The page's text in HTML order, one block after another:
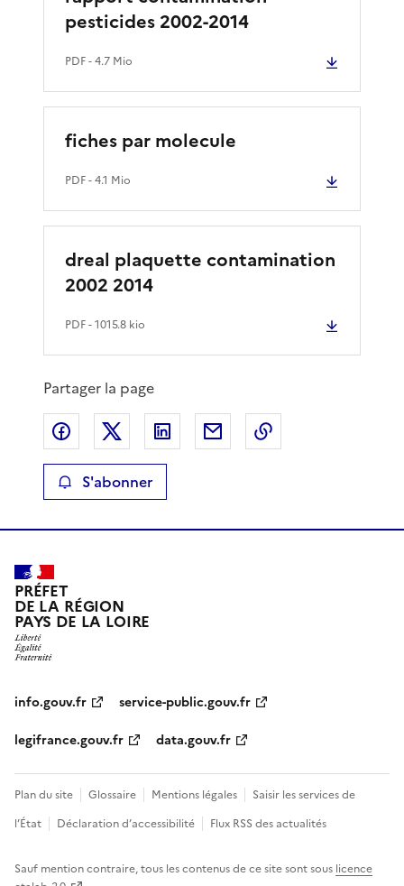
pesticides 2002-2014
PDF- 4.7 Mio
fiches par molecule
PDF- 4.1 Mio
dreal plaquette contamination
2002 2014
PDF- 1015.8 kio
Partager la page
Partager sur Facebook
Partager sur XPartager sur LinkedIn
Partager par email
S'abonner
PRÉFET
DE LA RÉGION
PAYS DE LA LOIRE
info.gouv.fr
service-public.gouv.fr
legifrance.gouv.fr
data.gouv.fr
Plan du site Glossaire Mentions légales
Saisir les services de
l’État
Déclaration d’accessibilité Flux RSS des actualités
Sauf mention contraire, tous les contenus de ce site sont sous licence